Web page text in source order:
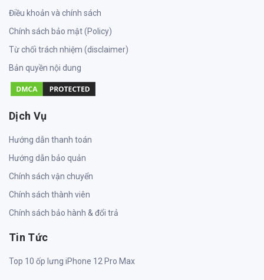
Điều khoản và chính sách
Chính sách bảo mật (Policy)
Từ chối trách nhiệm (disclaimer)
Bản quyền nội dung
Dịch Vụ
Hướng dẫn thanh toán
Hướng dẫn bảo quản
Chính sách vận chuyển
Chính sách thành viên
Chính sách bảo hành & đổi trả
Tin Tức
Top 10 ốp lưng iPhone 12 Pro Max